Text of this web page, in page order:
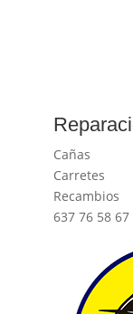
Cañas
Carretes
Recambios
637 76 58 67